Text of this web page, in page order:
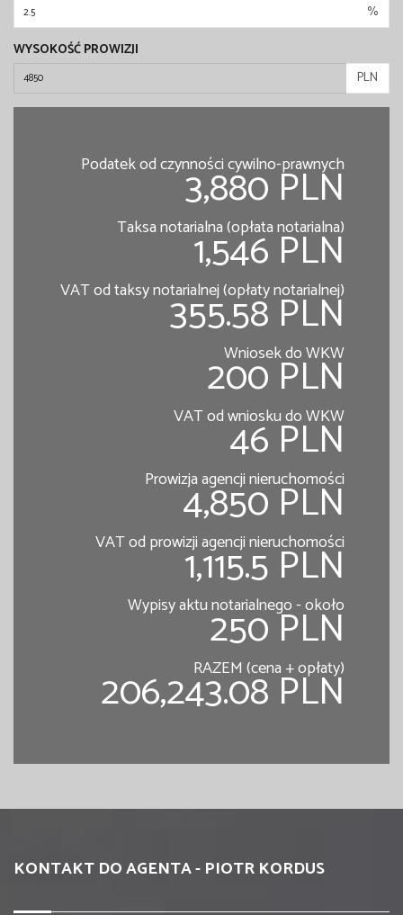
%
WYSOKOŚĆ PROWIZJI
PLN
Podatek od czynności cywilno-prawnych
3,880 PLN
Taksa notarialna (opłata notarialna)
1,546 PLN
VAT od taksy notarialnej (opłaty notarialnej)
355.58 PLN
Wniosek do WKW
200 PLN
VAT od wniosku do WKW
46 PLN
Prowizja agencji nieruchomości
4,850 PLN
VAT od prowizji agencji nieruchomości
1,115.5 PLN
Wypisy aktu notarialnego - około
250 PLN
RAZEM (cena + opłaty)
206,243.08 PLN
KONTAKT DO AGENTA - PIOTR KORDUS